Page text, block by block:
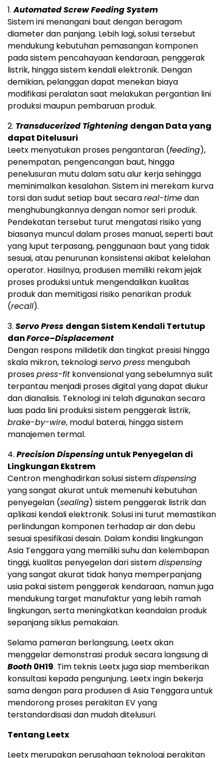
1.Automated Screw Feeding System
Sistem ini menangani baut dengan beragam
diameter dan panjang. Lebih lagi, solusi tersebut
mendukung kebutuhan pemasangan komponen
pada sistem pencahayaan kendaraan, penggerak
listrik, hingga sistem kendali elektronik. Dengan
demikian, pelanggan dapat menekan biaya
modifikasi peralatan saat melakukan pergantian lini
produksi maupun pembaruan produk.
2. Transducerized Tightening dengan Data yang
dapat Ditelusuri
Leetx menyatukan proses pengantaran (feeding),
penempatan, pengencangan baut, hingga
penelusuran mutu dalam satu alur kerja sehingga
meminimalkan kesalahan. Sistem ini merekam kurva
torsi dan sudut setiap baut secarareal-timedan
menghubungkannya dengan nomor seri produk.
Pendekatan tersebut turut mengatasi risiko yang
biasanya muncul dalam proses manual, seperti baut
yang luput terpasang, penggunaan baut yang tidak
sesuai, atau penurunan konsistensi akibat kelelahan
operator. Hasilnya, produsen memiliki rekam jejak
proses produksi untuk mengendalikan kualitas
produk dan memitigasi risiko penarikan produk
(recall).
3. Servo Press dengan Sistem Kendali Tertutup
danForce–Displacement
Dengan respons milidetik dan tingkat presisi hingga
skala mikron, teknologiservo press mengubah
prosespress-fit konvensional yang sebelumnya sulit
terpantau menjadi proses digital yang dapat diukur
dan dianalisis. Teknologi ini telah digunakan secara
luas pada lini produksi sistem penggerak listrik,
brake-by-wire, modul baterai, hingga sistem
manajemen termal.
4. Precision Dispensinguntuk Penyegelan di
Lingkungan Ekstrem
Centron menghadirkan solusi sistemdispensing
yang sangat akurat untuk memenuhi kebutuhan
penyegelan (sealing) sistem penggerak listrik dan
aplikasi kendali elektronik. Solusi ini turut memastikan
perlindungan komponen terhadap air dan debu
sesuai spesifikasi desain. Dalam kondisi lingkungan
Asia Tenggara yang memiliki suhu dan kelembapan
tinggi, kualitas penyegelan dari sistemdispensing
yang sangat akurat tidak hanya memperpanjang
usia pakai sistem penggerak kendaraan, namun juga
mendukung target manufaktur yang lebih ramah
lingkungan, serta meningkatkan keandalan produk
sepanjang siklus pemakaian.
Selama pameran berlangsung, Leetx akan
menggelar demonstrasi produk secara langsung di
Booth 0H19. Tim teknis Leetx juga siap memberikan
konsultasi kepada pengunjung. Leetx ingin bekerja
sama dengan para produsen di Asia Tenggara untuk
mendorong proses perakitan EV yang
terstandardisasi dan mudah ditelusuri.
Tentang Leetx
Leetx merupakan perusahaan teknologi perakitan